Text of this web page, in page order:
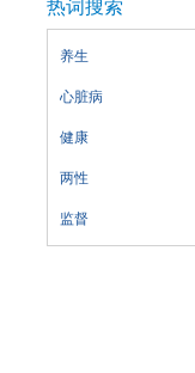
热词搜索
养生
心脏病
健康
两性
监督